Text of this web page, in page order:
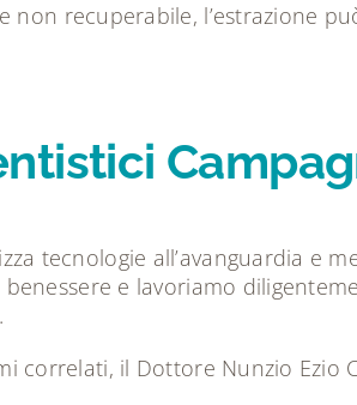
non recuperabile, l’estrazione
tecnologie all’avanguardia e
e lavoriamo
correlati, il Dottore Nunzio Ezio